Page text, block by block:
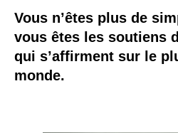
Vous n’êtes plus de
vous êtes les soutiens
qui s’affirment sur le
monde.